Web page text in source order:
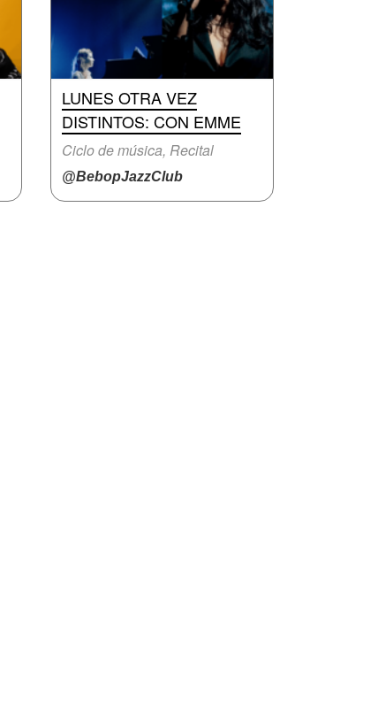
LUNES OTRA VEZ
DISTINTOS: CON EMME
Ciclo de música, Recital
@BebopJazzClub